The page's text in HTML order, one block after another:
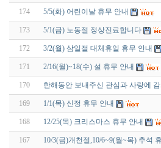
174 5/5(화) 어린이날 휴무 안내
173 5/1(금) 노동절 정상진료합니다
172 3/2(월) 삼일절 대체휴일 휴무 안내
171 2/16(월)~18(수) 설 휴무 안내
170 한해동안 보내주신 관심과 사랑에
169 1/1(목) 신정 휴무 안내
168 12/25(목) 크리스마스 휴무 안내
167 10/3(금)개천절,10/6~9(월~목) 추석